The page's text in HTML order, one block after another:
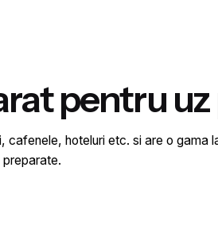
pentru
hoteluri etc. si are o